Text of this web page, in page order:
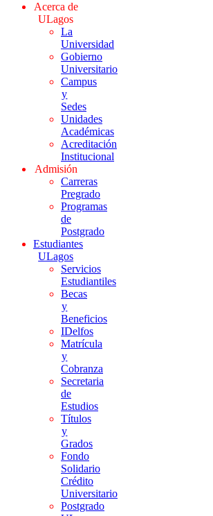
Acerca de
ULagos
La
Universidad
Gobierno
Universitario
Campus
y
Sedes
Unidades
Académicas
Acreditación
Institucional
Admisión
Carreras
Pregrado
Programas
de
Postgrado
Estudiantes
ULagos
Servicios
Estudiantiles
Becas
y
Beneficios
IDelfos
Matrícula
y
Cobranza
Secretaria
de
Estudios
Títulos
y
Grados
Fondo
Solidario
Crédito
Universitario
Postgrado